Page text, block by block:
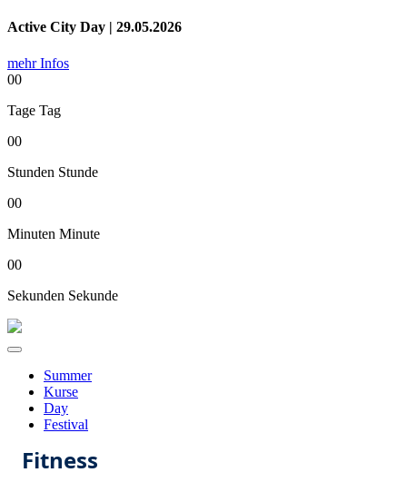
Active City Day | 29.05.2026
mehr Infos
00
Tage Tag
00
Stunden Stunde
00
Minuten Minute
00
Sekunden Sekunde
Summer
Kurse
Day
Festival
Fitness